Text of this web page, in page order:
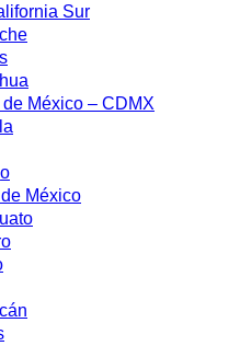
Sur
México – CDMX
México